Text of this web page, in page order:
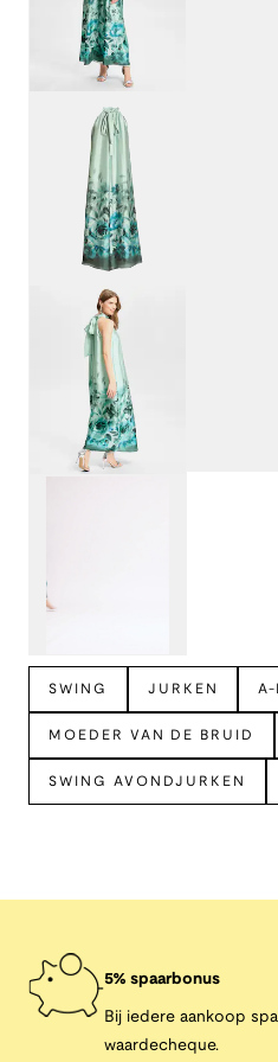
SWING JURKEN
MOEDER VAN DE BRUID
SWING AVONDJURKEN
5% spaarbonus
Bij iedere aankoop
waardecheque.